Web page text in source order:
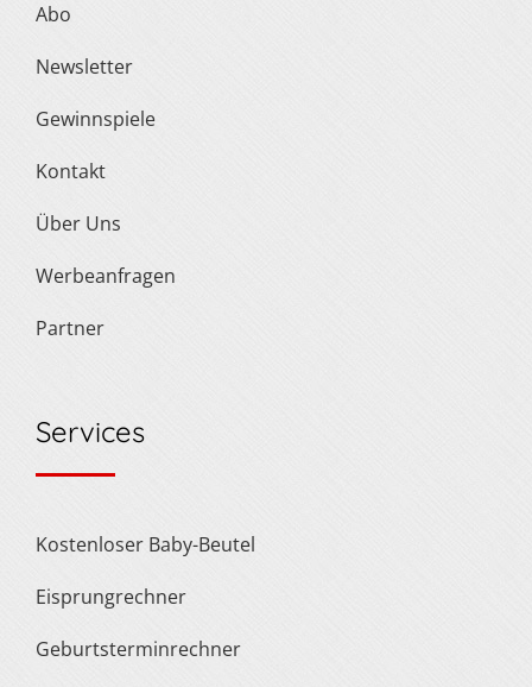
Abo
Newsletter
Gewinnspiele
Kontakt
Über Uns
Werbeanfragen
Partner
Services
Kostenloser Baby-Beutel
Eisprungrechner
Geburtsterminrechner